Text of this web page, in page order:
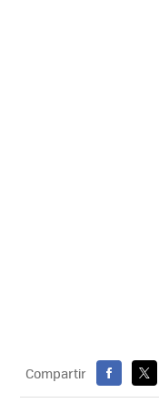
Compartir
FACEBOOK
X